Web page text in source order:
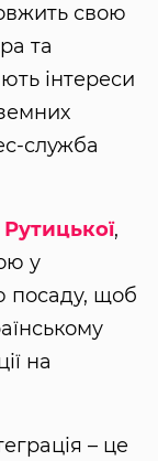
свою
та
інтереси
служба
,
у
посаду, щоб
на
– це